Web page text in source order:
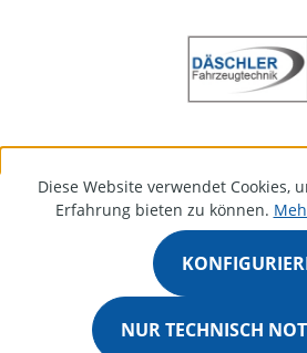
Diese Website verwendet Cookies,
Erfahrung bieten zu können.
NUR TECHNISCH